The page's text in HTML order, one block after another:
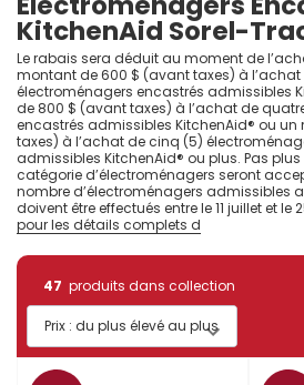
KitchenAid Sorel-
Le rabais sera déduit au moment de
montant de 600 $ (avant taxes) à l’achat
électroménagers encastrés admissibles
de 800 $ (avant taxes) à l’achat de
encastrés admissibles KitchenAid® ou
taxes) à l’achat de cinq (5)
admissibles KitchenAid® ou plus. Pas
catégorie d’électroménagers seront
nombre d’électroménagers admissibles
doivent être effectués entre le 11 juillet et le
pour les détails complets d
47 produits dans collection